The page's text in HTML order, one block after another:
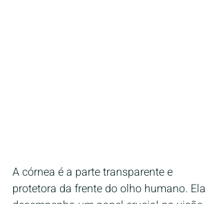
A córnea é a parte transparente e
protetora da frente do olho humano. Ela